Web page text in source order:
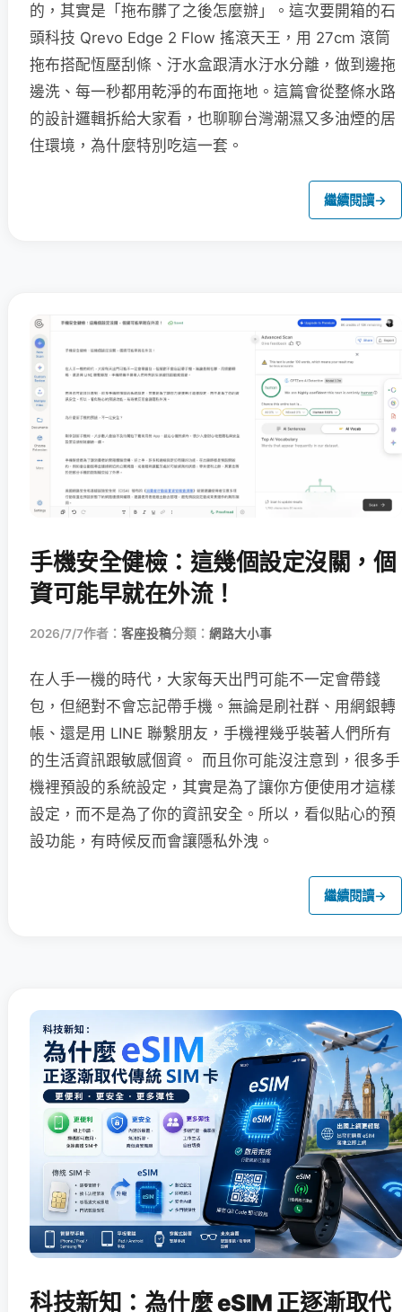
的，其實是「拖布髒了之後怎麼辦」。這次要開箱的石
頭科技 Qrevo Edge 2 Flow 搖滾天王，用 27cm 滾筒
拖布搭配恆壓刮條、汙水盒跟清水汙水分離，做到邊拖
邊洗、每一秒都用乾淨的布面拖地。這篇會從整條水路
的設計邏輯拆給大家看，也聊聊台灣潮濕又多油煙的居
住環境，為什麼特別吃這一套。
繼續閱讀→
手機安全健檢：這幾個設定沒關，個
資可能早就在外流！
2026/7/7作者： 客座投稿分類： 網路大小事
在人手一機的時代，大家每天出門可能不一定會帶錢
包，但絕對不會忘記帶手機。無論是刷社群、用網銀轉
帳、還是用 LINE 聯繫朋友，手機裡幾乎裝著人們所有
的生活資訊跟敏感個資。 而且你可能沒注意到，很多手
機裡預設的系統設定，其實是為了讓你方便使用才這樣
設定，而不是為了你的資訊安全。所以，看似貼心的預
設功能，有時候反而會讓隱私外洩。
繼續閱讀→
科技新知：為什麼 eSIM 正逐漸取代